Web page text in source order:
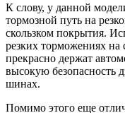
К слову, у данной
тормозной путь на
скользком покрытия.
резких торможениях на
прекрасно держат
высокую безопасность
шинах.
Помимо этого еще